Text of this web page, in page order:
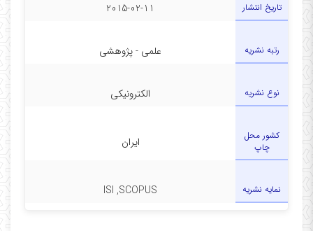
تاریخ انتشار 2015-02-11
رتبه نشریه علمی - پژوهشی
نوع نشریه الکترونیکی
کشور محل
چاپ
ایران
نمایه نشریه ISI ,SCOPUS